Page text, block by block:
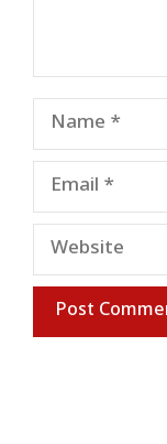
Name
Email
Website